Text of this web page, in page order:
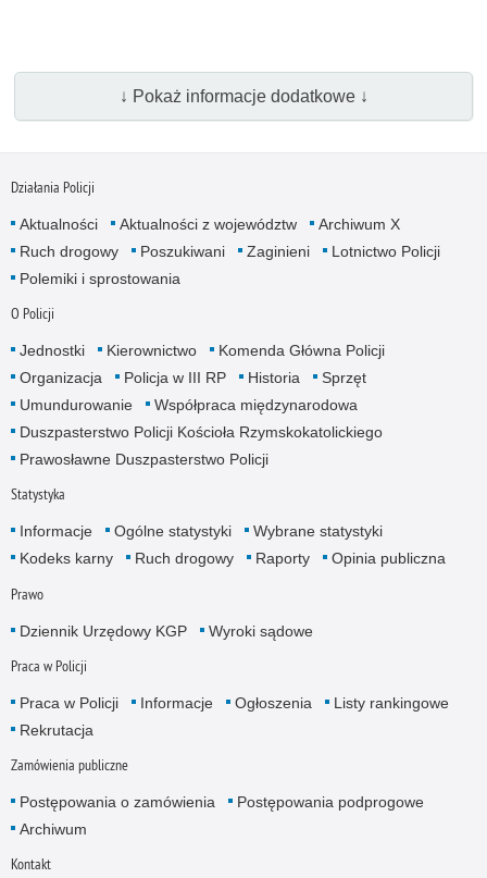
↓ Pokaż informacje dodatkowe ↓
Działania Policji
Aktualności Aktualności z województw
Archiwum X
Ruch drogowy
Poszukiwani Zaginieni
Lotnictwo Policji
Polemiki i sprostowania
O Policji
Jednostki Kierownictwo
Komenda Główna Policji
Organizacja
Policja w III RP Historia
Sprzęt
Umundurowanie
Współpraca międzynarodowa
Duszpasterstwo Policji Kościoła Rzymskokatolickiego
Prawosławne Duszpasterstwo Policji
Statystyka
Informacje Ogólne statystyki
Wybrane statystyki
Kodeks karny
Ruch drogowy Raporty Opinia publiczna
Prawo
Dziennik Urzędowy KGP Wyroki sądowe
Praca w Policji
Praca w Policji Informacje Ogłoszenia
Listy rankingowe
Rekrutacja
Zamówienia publiczne
Postępowania o zamówienia
Postępowania podprogowe
Archiwum
Kontakt